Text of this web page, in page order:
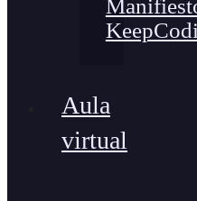
Aula
virtual